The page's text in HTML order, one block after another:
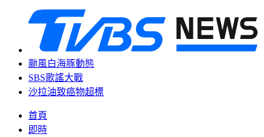
颱風白海豚動態
SBS歌謠大戰
沙拉油致癌物超標
首頁
即時